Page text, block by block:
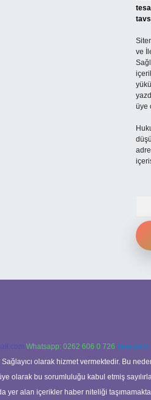
ve
üye
Whatsapp: 0262 606 0 726 Telegram:
olarak hizmet vermektedir. Bu
olarak bu sorumluluğu kabul etmiş
yer alan içerikler haber niteliği